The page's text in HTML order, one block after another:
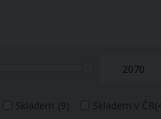
Skladem (9) Skladem v ČR